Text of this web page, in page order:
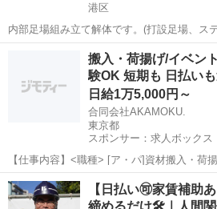
港区
内部足場組み立て解体です。(打設足場、ス
ーネス、安全靴、インパクト 日払い可能(振
保険、雇用保険加入必須 経験値18000円〜
格により日当...
鳶職 ステージ
搬入・荷揚げ/イベン
験OK 短期も 日払い
日給1万5,000円～
合同会社AKAMOKU.
東京都
スポンサー：求人ボックス
【仕事内容】<職種> [ア・パ]資材搬入・荷
建築・建設・土木作業 <雇用形態> アルバ
パ]日給15,000円～ 日給:15,000円～ 嬉しい
アルバイト・パート
【日払い🉑家賃補助
締めるだけ🛠️｜人間